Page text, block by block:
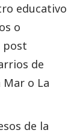
educativo
o
post
de
Mar o La
de la